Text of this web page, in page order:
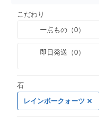
こだわり
一点もの（0）
即日発送（0）
石
レインボークォーツ